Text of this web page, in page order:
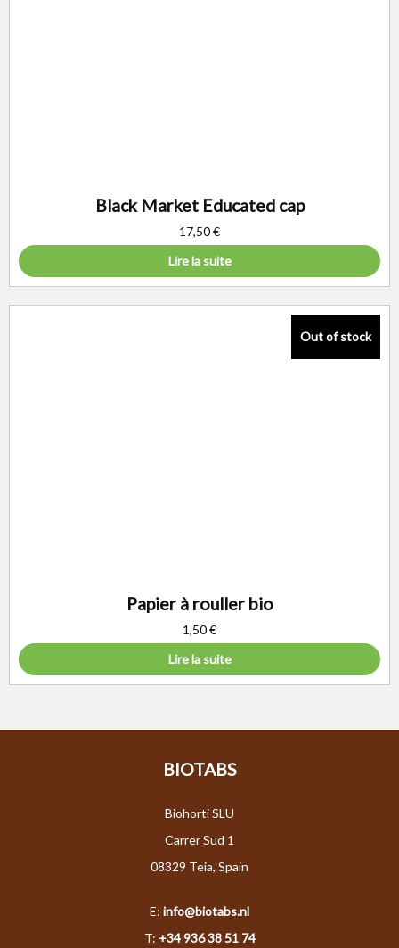
Black Market Educated cap
17,50€
Lire la suite
Papier à rouller bio
1,50€
Lire la suite
BIOTABS
Biohorti SLU
Carrer Sud 1
08329 Teia, Spain
E: info@biotabs.nl
T: +34 936 38 51 74